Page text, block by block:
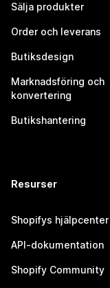
Sälja produkter
Order och leverans
Butiksdesign
Marknadsföring och
konvertering
Butikshantering
Resurser
Shopifys hjälpcenter
API-dokumentation
Shopify Community